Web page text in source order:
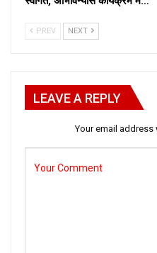
PREV NEXT
LEAVE A REPLY
Your email address